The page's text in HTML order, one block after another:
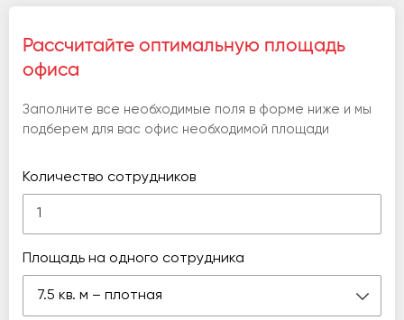
Рассчитайте оптимальную площадь
офиса
Заполните все необходимые поля в форме ниже и мы
подберем для вас офис необходимой площади
Количество сотрудников
Площадь на одного сотрудника
7.5 кв. м – плотная